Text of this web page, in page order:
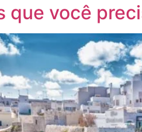
que você